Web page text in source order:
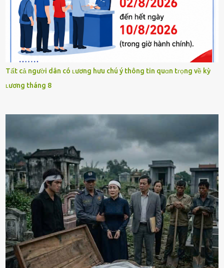
Tất cả người dân có ʟương hưu chú ý thông tin quɑn tɾọng về kỳ
ʟương tháng 8